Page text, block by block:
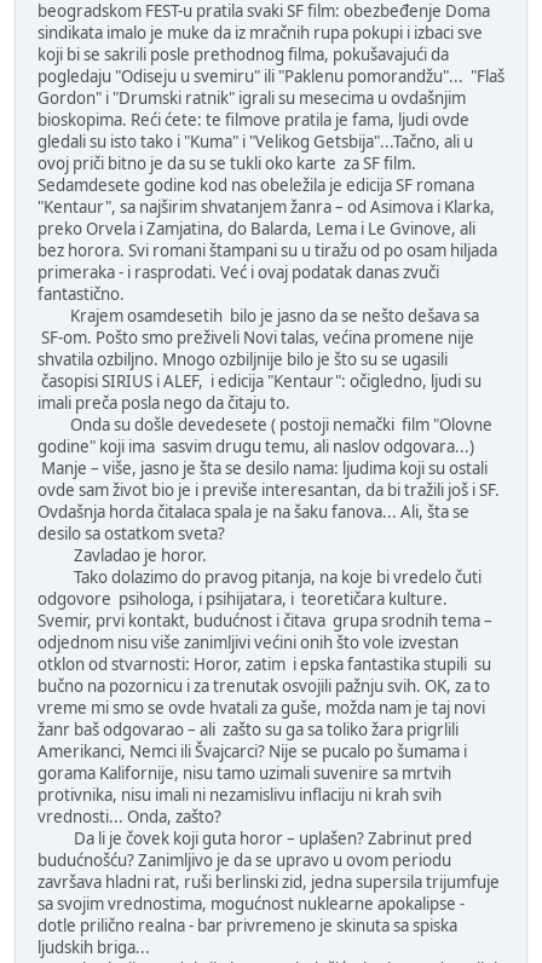
beogradskom FEST-u pratila svaki SF film: obezbeđenje Doma
sindikata imalo je muke da iz mračnih rupa pokupi i izbaci sve
koji bi se sakrili posle prethodnog filma, pokušavajući da
pogledaju "Odiseju u svemiru" ili "Paklenu pomorandžu"... "Flaš
Gordon" i "Drumski ratnik" igrali su mesecima u ovdašnjim
bioskopima. Reći ćete: te filmove pratila je fama, ljudi ovde
gledali su isto tako i "Kuma" i "Velikog Getsbija"...Tačno, ali u
ovoj priči bitno je da su se tukli oko karte za SF film.
Sedamdesete godine kod nas obeležila je edicija SF romana
"Kentaur", sa najširim shvatanjem žanra – od Asimova i Klarka,
preko Orvela i Zamjatina, do Balarda, Lema i Le Gvinove, ali
bez horora. Svi romani štampani su u tiražu od po osam hiljada
primeraka - i rasprodati. Već i ovaj podatak danas zvuči
fantastično.
Krajem osamdesetih bilo je jasno da se nešto dešava sa
SF-om. Pošto smo preživeli Novi talas, većina promene nije
shvatila ozbiljno. Mnogo ozbiljnije bilo je što su se ugasili
časopisi SIRIUS i ALEF, i edicija "Kentaur": očigledno, ljudi su
imali preča posla nego da čitaju to.
Onda su došle devedesete ( postoji nemački film "Olovne
godine" koji ima sasvim drugu temu, ali naslov odgovara...)
Manje – više, jasno je šta se desilo nama: ljudima koji su ostali
ovde sam život bio je i previše interesantan, da bi tražili još i SF.
Ovdašnja horda čitalaca spala je na šaku fanova... Ali, šta se
desilo sa ostatkom sveta?
Zavladao je horor.
Tako dolazimo do pravog pitanja, na koje bi vredelo čuti
odgovore psihologa, i psihijatara, i teoretičara kulture.
Svemir, prvi kontakt, budućnost i čitava grupa srodnih tema –
odjednom nisu više zanimljivi većini onih što vole izvestan
otklon od stvarnosti: Horor, zatim i epska fantastika stupili su
bučno na pozornicu i za trenutak osvojili pažnju svih. OK, za to
vreme mi smo se ovde hvatali za guše, možda nam je taj novi
žanr baš odgovarao – ali zašto su ga sa toliko žara prigrlili
Amerikanci, Nemci ili Švajcarci? Nije se pucalo po šumama i
gorama Kalifornije, nisu tamo uzimali suvenire sa mrtvih
protivnika, nisu imali ni nezamislivu inflaciju ni krah svih
vrednosti... Onda, zašto?
Da li je čovek koji guta horor – uplašen? Zabrinut pred
budućnošću? Zanimljivo je da se upravo u ovom periodu
završava hladni rat, ruši berlinski zid, jedna supersila trijumfuje
sa svojim vrednostima, mogućnost nuklearne apokalipse -
dotle prilično realna - bar privremeno je skinuta sa spiska
ljudskih briga...